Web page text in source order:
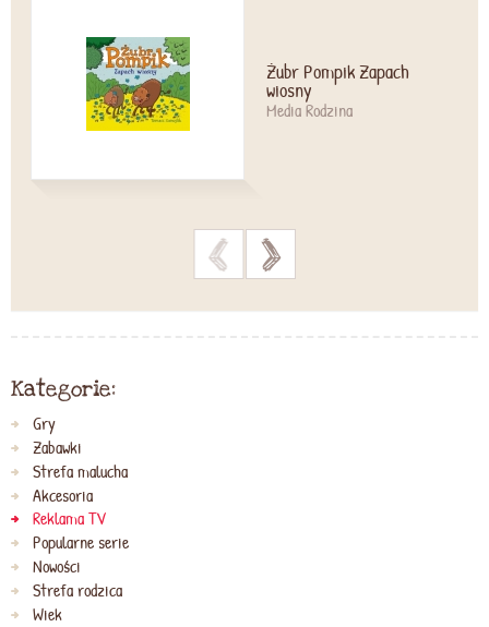
Żubr Pompik Zapach
wiosny
Media Rodzina
> >
Kategorie:
Gry
Zabawki
Strefa malucha
Akcesoria
Reklama TV
Popularne serie
Nowości
Strefa rodzica
Wiek